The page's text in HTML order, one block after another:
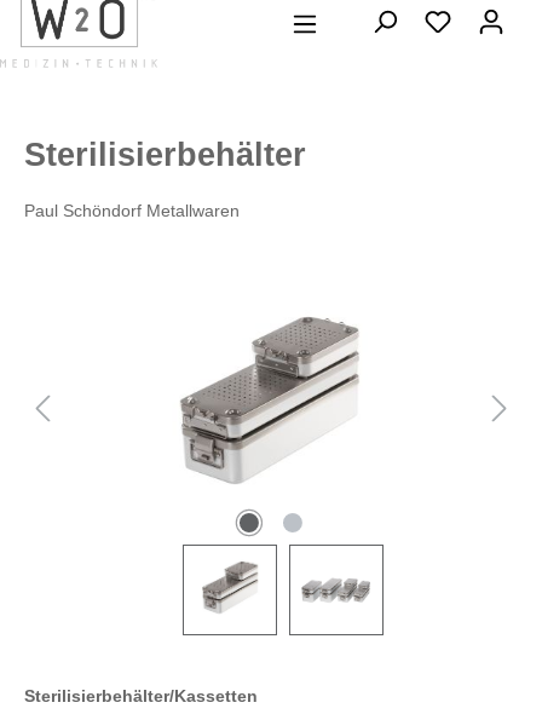
springen
Sterilisierbehälter
Paul Schöndorf Metallwaren
Sterilisierbehälter/Kassetten